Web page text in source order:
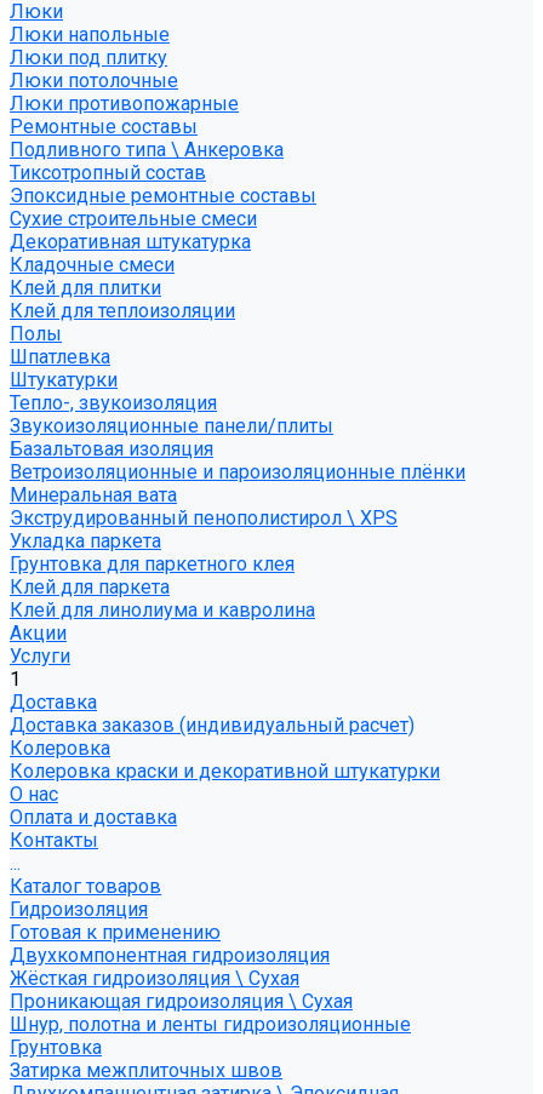
Люки
Люки напольные
Люки под плитку
Люки потолочные
Люки противопожарные
Ремонтные составы
Подливного типа \ Анкеровка
Тиксотропный состав
Эпоксидные ремонтные составы
Сухие строительные смеси
Декоративная штукатурка
Кладочные смеси
Клей для плитки
Клей для теплоизоляции
Полы
Шпатлевка
Штукатурки
Тепло-, звукоизоляция
Звукоизоляционные панели/плиты
Базальтовая изоляция
Ветроизоляционные и пароизоляционные плёнки
Минеральная вата
Экструдированный пенополистирол \ XPS
Укладка паркета
Грунтовка для паркетного клея
Клей для паркета
Клей для линолиума и кавролина
Акции
Услуги
1
Доставка
Доставка заказов (индивидуальный расчет)
Колеровка
Колеровка краски и декоративной штукатурки
О нас
Оплата и доставка
Контакты
...
Каталог товаров
Гидроизоляция
Готовая к применению
Двухкомпонентная гидроизоляция
Жёсткая гидроизоляция \ Сухая
Проникающая гидроизоляция \ Сухая
Шнур, полотна и ленты гидроизоляционные
Грунтовка
Затирка межплиточных швов